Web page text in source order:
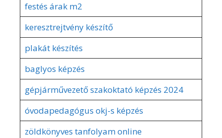
festés árak m2
keresztrejtvény készítő
plakát készítés
baglyos képzés
gépjárművezető szakoktató képzés 2024
óvodapedagógus okj-s képzés
zöldkönyves tanfolyam online